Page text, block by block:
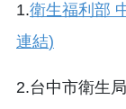
1.衛生福利部
連結)
2.台中市衛生